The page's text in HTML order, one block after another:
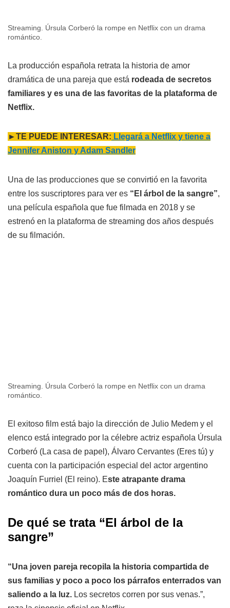
Streaming. Úrsula Corberó la rompe en Netflix con un drama
romántico.
La producción española retrata la historia de amor
dramática de una pareja que está rodeada de secretos
familiares y es una de las favoritas de la plataforma de
Netflix.
►TE PUEDE INTERESAR: Llegará a Netflix y tiene a
Jennifer Aniston y Adam Sandler
Una de las producciones que se convirtió en la favorita
entre los suscriptores para ver es “El árbol de la sangre”,
una película española que fue filmada en 2018 y se
estrenó en la plataforma de streaming dos años después
de su filmación.
Streaming. Úrsula Corberó la rompe en Netflix con un drama
romántico.
El exitoso film está bajo la dirección de Julio Medem y el
elenco está integrado por la célebre actriz española Úrsula
Corberó (La casa de papel), Álvaro Cervantes (Eres tú) y
cuenta con la participación especial del actor argentino
Joaquín Furriel (El reino). Este atrapante drama
romántico dura un poco más de dos horas.
De qué se trata “El árbol de la
sangre”
“Una joven pareja recopila la historia compartida de
sus familias y poco a poco los párrafos enterrados van
saliendo a la luz. Los secretos corren por sus venas.”,